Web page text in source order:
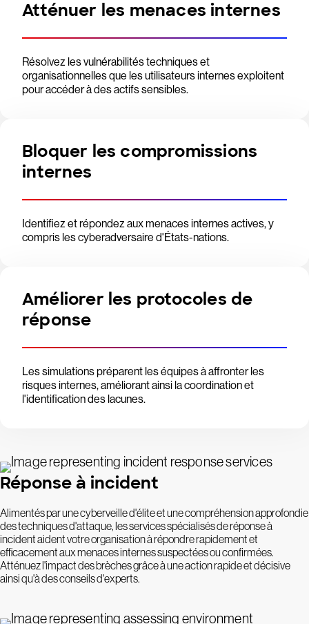
Atténuer les menaces internes
Résolvez les vulnérabilités techniques et
organisationnelles que les utilisateurs internes exploitent
pour accéder à des actifs sensibles.
Bloquer les compromissions
internes
Identifiez et répondez aux menaces internes actives, y
compris les cyberadversaire d'États-nations.
Améliorer les protocoles de
réponse
Les simulations préparent les équipes à affronter les
risques internes, améliorant ainsi la coordination et
l'identification des lacunes.
Réponse à incident
Alimentés par une cyberveille d'élite et une compréhension approfondie
des techniques d'attaque, les services spécialisés de réponse à
incident aident votre organisation à répondre rapidement et
efficacement aux menaces internes suspectées ou confirmées.
Atténuez l'impact des brèches grâce à une action rapide et décisive
ainsi qu'à des conseils d'experts.